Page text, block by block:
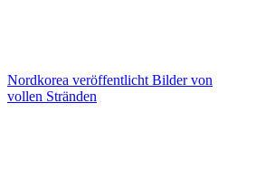
Nordkorea veröffentlicht Bilder von
vollen Stränden